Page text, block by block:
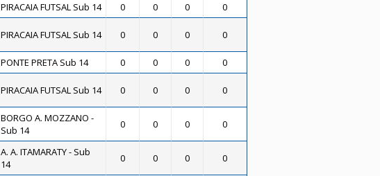
PIRACAIA FUTSAL Sub 14 0 0 0 0
PIRACAIA FUTSAL Sub 14 0 0 0 0
PONTE PRETA Sub 14 0 0 0 0
PIRACAIA FUTSAL Sub 14 0 0 0 0
BORGO A. MOZZANO -
Sub 14
0 0 0 0
A. A. ITAMARATY - Sub
14
0 0 0 0